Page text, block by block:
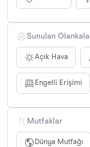
Sunulan
Açık Hava
Engelli Erişimi
Mutfaklar
Dünya Mutfağı